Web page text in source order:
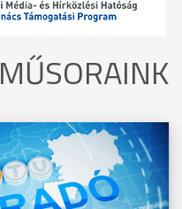
MŰSORAINK